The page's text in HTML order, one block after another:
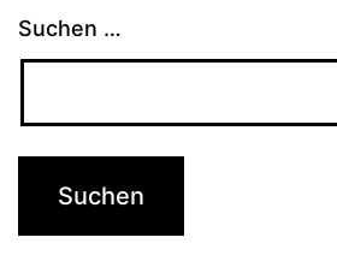
Suchen …